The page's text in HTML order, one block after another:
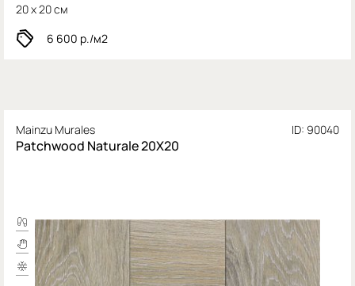
20 x 20 см
6 600 р./м2
Mainzu Murales ID: 90040
Patchwood Naturale 20X20